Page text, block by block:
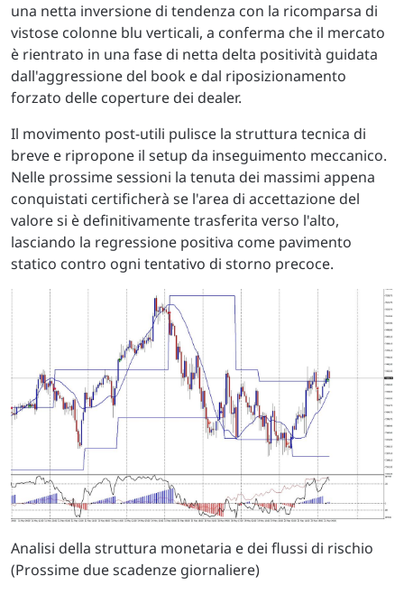
una netta inversione di tendenza con la ricomparsa di
vistose colonne blu verticali, a conferma che il mercato
è rientrato in una fase di netta delta positività guidata
dall'aggressione del book e dal riposizionamento
forzato delle coperture dei dealer.
Il movimento post-utili pulisce la struttura tecnica di
breve e ripropone il setup da inseguimento meccanico.
Nelle prossime sessioni la tenuta dei massimi appena
conquistati certificherà se l'area di accettazione del
valore si è definitivamente trasferita verso l'alto,
lasciando la regressione positiva come pavimento
statico contro ogni tentativo di storno precoce.
Analisi della struttura monetaria e dei flussi di rischio
(Prossime due scadenze giornaliere)